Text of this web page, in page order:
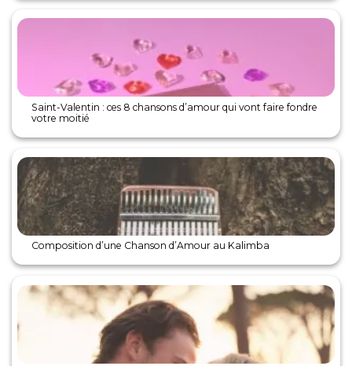
Saint-Valentin : ces 8 chansons d’amour qui vont faire fondre
votre moitié
Composition d’une Chanson d’Amour au Kalimba